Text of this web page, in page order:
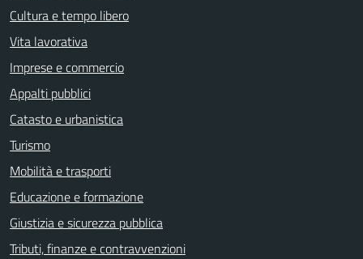
Cultura e tempo libero
Vita lavorativa
Imprese e commercio
Appalti pubblici
Catasto e urbanistica
Turismo
Mobilità e trasporti
Educazione e formazione
Giustizia e sicurezza pubblica
Tributi, finanze e contravvenzioni